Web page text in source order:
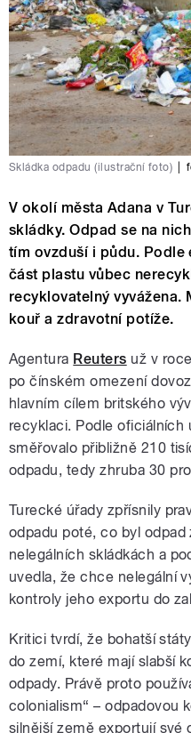
Skládka odpadu (ilustrační foto)
V okolí města Adana v
skládky. Odpad se na
tím ovzduší i půdu.
část plastu vůbec
recyklovatelný vyvážena.
kouř a zdravotní potíže.
Agentura Reuters už v
po čínském omezení
hlavním cílem britského
recyklaci. Podle oficiálních
směřovalo přibližně 210
odpadu, tedy zhruba 30
Turecké úřady zpřísnily
odpadu poté, co byl odpad
nelegálních skládkách a
uvedla, že chce nelegální
kontroly jeho exportu do
Kritici tvrdí, že bohatší
do zemí, které mají slabší
odpady. Právě proto
colonialism“ – odpadovou
silnější země exportují své